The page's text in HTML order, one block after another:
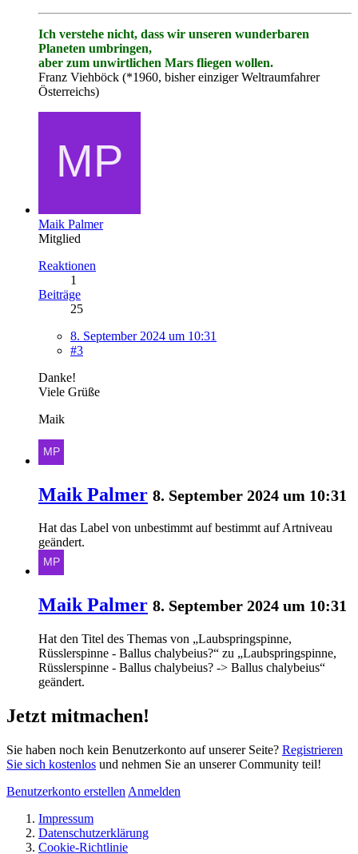
Ich verstehe nicht, dass wir unseren wunderbaren
Planeten umbringen,
aber zum unwirtlichen Mars fliegen wollen.
Franz Viehböck (*1960, bisher einziger Weltraumfahrer
Österreichs)
Maik Palmer
Mitglied
Reaktionen
1
Beiträge
25
8. September 2024 um 10:31
#3
Danke!
Viele Grüße
Maik
Maik Palmer 8. September 2024 um 10:31
Hat das Label von unbestimmtaufbestimmt auf Artniveau
geändert.
Maik Palmer 8. September 2024 um 10:31
Hat den Titel des Themas von „Laubspringspinne,
Rüsslerspinne - Ballus chalybeius?“ zu „Laubspringspinne,
Rüsslerspinne - Ballus chalybeius? -> Ballus chalybeius“
geändert.
Jetzt mitmachen!
Sie haben noch kein Benutzerkonto auf unserer Seite? Registrieren
Sie sich kostenlos und nehmen Sie an unserer Community teil!
Benutzerkonto erstellen Anmelden
Impressum
Datenschutzerklärung
Cookie-Richtlinie